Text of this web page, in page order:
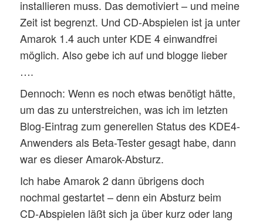
installieren muss. Das demotiviert – und meine
Zeit ist begrenzt. Und CD-Abspielen ist ja unter
Amarok 1.4 auch unter KDE 4 einwandfrei
möglich. Also gebe ich auf und blogge lieber
….
Dennoch: Wenn es noch etwas benötigt hätte,
um das zu unterstreichen, was ich im letzten
Blog-Eintrag zum generellen Status des KDE4-
Anwenders als Beta-Tester gesagt habe, dann
war es dieser Amarok-Absturz.
Ich habe Amarok 2 dann übrigens doch
nochmal gestartet – denn ein Absturz beim
CD-Abspielen läßt sich ja über kurz oder lang